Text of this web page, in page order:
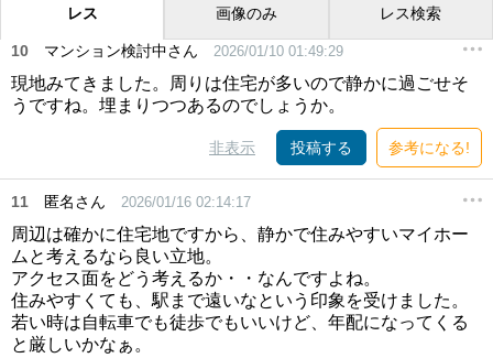
レス 画像のみ レス検索
10 マンション検討中さん 2026/01/10 01:49:29
現地みてきました。周りは住宅が多いので静かに過ごせそ
うですね。埋まりつつあるのでしょうか。
非表示 投稿する 参考になる!
11 匿名さん 2026/01/16 02:14:17
周辺は確かに住宅地ですから、静かで住みやすいマイホー
ムと考えるなら良い立地。
アクセス面をどう考えるか・・なんですよね。
住みやすくても、駅まで遠いなという印象を受けました。
若い時は自転車でも徒歩でもいいけど、年配になってくる
と厳しいかなぁ。